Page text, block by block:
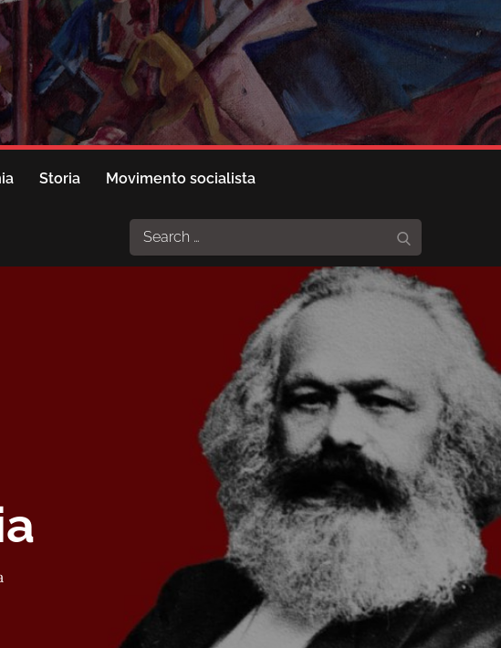
Storia Movimento socialista
Search
for: